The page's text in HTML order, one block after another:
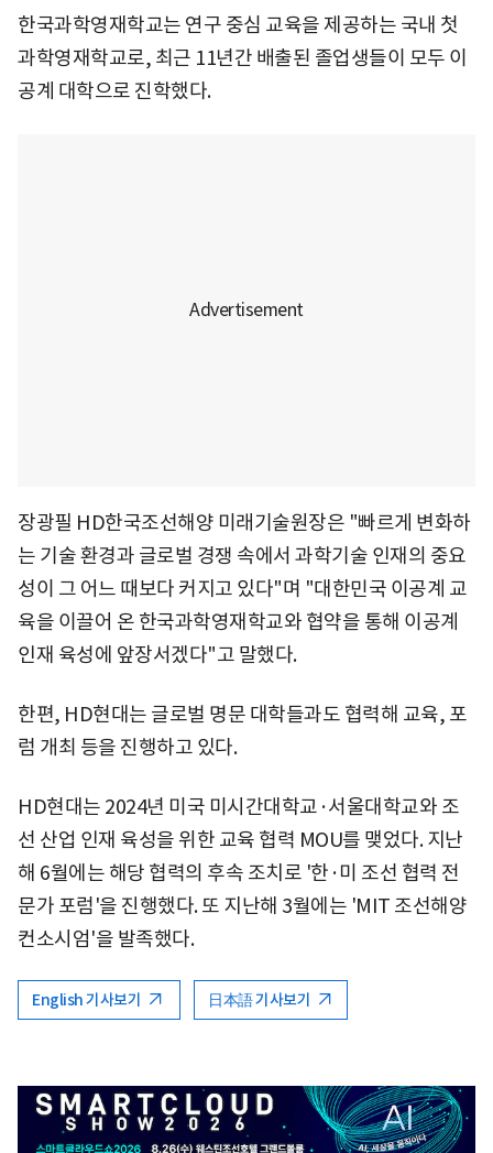
한국과학영재학교는 연구 중심 교육을 제공하는 국내 첫
과학영재학교로, 최근 11년간 배출된 졸업생들이 모두 이
공계 대학으로 진학했다.
장광필 HD한국조선해양 미래기술원장은 "빠르게 변화하
는 기술 환경과 글로벌 경쟁 속에서 과학기술 인재의 중요
성이 그 어느 때보다 커지고 있다"며 "대한민국 이공계 교
육을 이끌어 온 한국과학영재학교와 협약을 통해 이공계
인재 육성에 앞장서겠다"고 말했다.
한편, HD현대는 글로벌 명문 대학들과도 협력해 교육, 포
럼 개최 등을 진행하고 있다.
HD현대는 2024년 미국 미시간대학교·서울대학교와 조
선 산업 인재 육성을 위한 교육 협력 MOU를 맺었다. 지난
해 6월에는 해당 협력의 후속 조치로 '한·미 조선 협력 전
문가 포럼'을 진행했다. 또 지난해 3월에는 'MIT 조선해양
컨소시엄'을 발족했다.
English 기사보기 日本語 기사보기